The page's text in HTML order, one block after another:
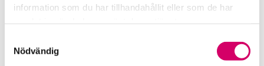
information som du har tillhandahållit eller som de har
Nödvändig
Mobiltelefon